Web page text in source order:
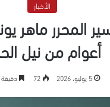
الأخبار
المحرر ماهر
أعوام من نيل
5 يوليو، 2026 72